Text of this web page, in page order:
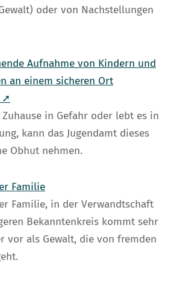
oder von Nachstellungen
Aufnahme von Kindern und
an einem sicheren Ort
➚
in Gefahr oder lebt es in
kann das Jugendamt dieses
Obhut nehmen.
Familie
Familie, in der Verwandtschaft
Bekanntenkreis kommt sehr
vor als Gewalt, die von fremden